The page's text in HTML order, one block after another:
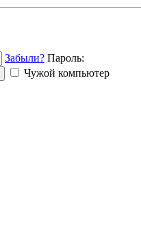
Забыли? Пароль:
Чужой компьютер